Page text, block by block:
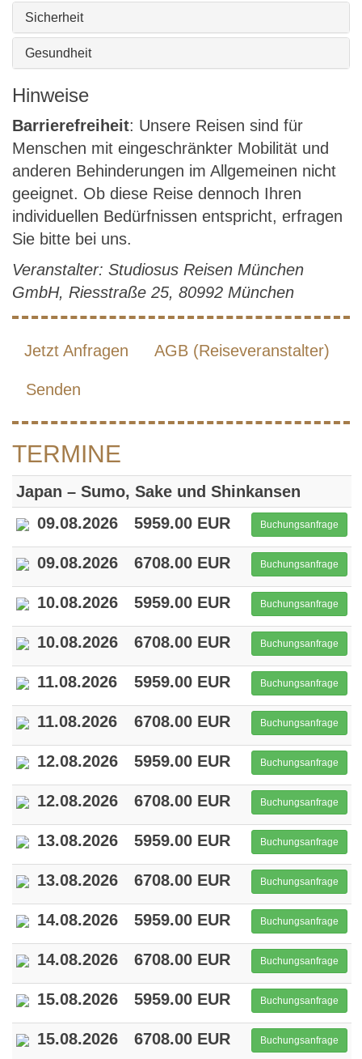
Sicherheit
Gesundheit
Hinweise
Barrierefreiheit: Unsere Reisen sind für
Menschen mit eingeschränkter Mobilität und
anderen Behinderungen im Allgemeinen nicht
geeignet. Ob diese Reise dennoch Ihren
individuellen Bedürfnissen entspricht, erfragen
Sie bitte bei uns.
Veranstalter: Studiosus Reisen München
GmbH, Riesstraße 25, 80992 München
Jetzt Anfragen AGB (Reiseveranstalter)
Senden
TERMINE
Japan – Sumo, Sake und Shinkansen
09.08.2026
5959.00 EUR Buchungsanfrage
09.08.2026 6708.00 EUR Buchungsanfrage
10.08.2026 5959.00 EUR Buchungsanfrage
10.08.2026 6708.00 EUR Buchungsanfrage
11.08.2026 5959.00 EUR Buchungsanfrage
11.08.2026 6708.00 EUR Buchungsanfrage
12.08.2026 5959.00 EUR Buchungsanfrage
12.08.2026 6708.00 EUR Buchungsanfrage
13.08.2026 5959.00 EUR Buchungsanfrage
13.08.2026 6708.00 EUR Buchungsanfrage
14.08.2026 5959.00 EUR Buchungsanfrage
14.08.2026 6708.00 EUR Buchungsanfrage
15.08.2026 5959.00 EUR Buchungsanfrage
15.08.2026 6708.00 EUR Buchungsanfrage